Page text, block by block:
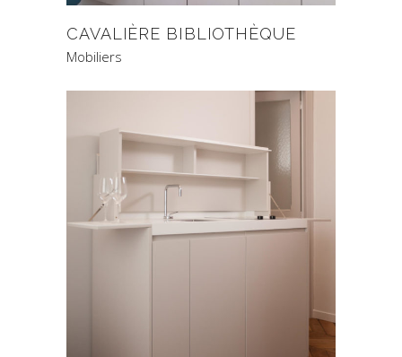
CAVALIÈRE BIBLIOTHÈQUE
Mobiliers